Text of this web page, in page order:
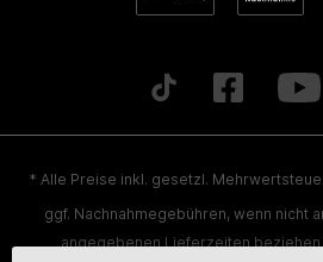
* Alle Preise inkl. gesetzl.
ggf. Nachnahmegebühren, wenn nicht
angegebenen Lieferzeiten beziehen